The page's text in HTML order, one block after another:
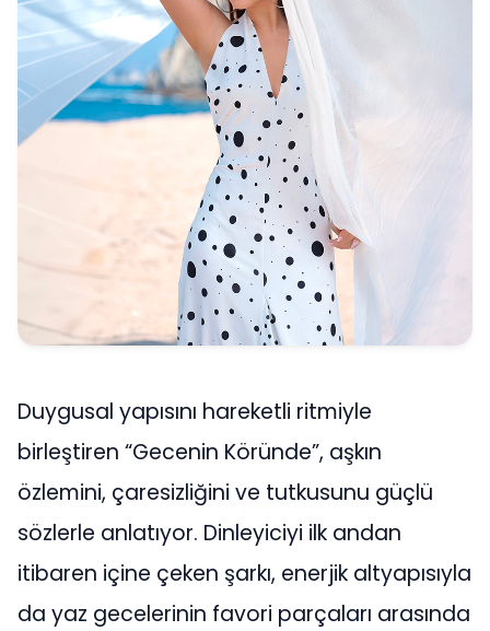
Duygusal yapısını hareketli ritmiyle
birleştiren “Gecenin Köründe”, aşkın
özlemini, çaresizliğini ve tutkusunu güçlü
sözlerle anlatıyor. Dinleyiciyi ilk andan
itibaren içine çeken şarkı, enerjik altyapısıyla
da yaz gecelerinin favori parçaları arasında